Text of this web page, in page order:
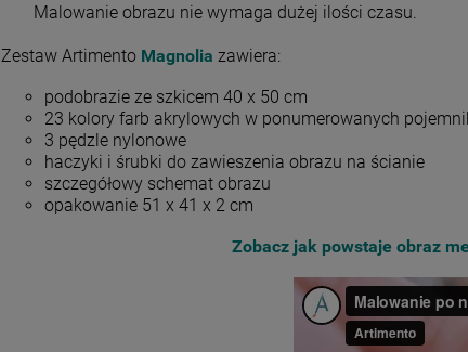
Malowanie obrazu nie wymaga dużej ilości czasu.
Zestaw Artimento Magnolia zawiera:
podobrazie ze szkicem 40 x 50 cm
23 kolory farb akrylowych w ponumerowanych
3 pędzle nylonowe
haczyki i śrubki do zawieszenia obrazu na ścianie
szczegółowy schemat obrazu
opakowanie 51 x 41 x 2 cm
Zobacz jak powstaje obraz